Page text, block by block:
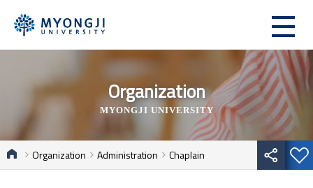
Organization
MYONGJI UNIVERSITY
Organization Administration Chaplain